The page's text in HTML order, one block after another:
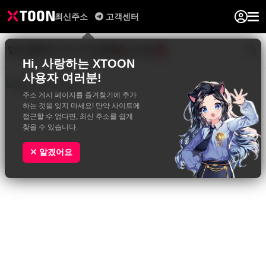
최신주소
Hi, 사랑하는 XTOON
사용자 여러분!
주소 게시 페이지를 즐겨찾기에 추가
하는 것을 잊지 마세요! 만약 사이트에
접근할 수 없다면, 최신 주소를 쉽게
찾을 수 있습니다.
알겠어요
고객센터